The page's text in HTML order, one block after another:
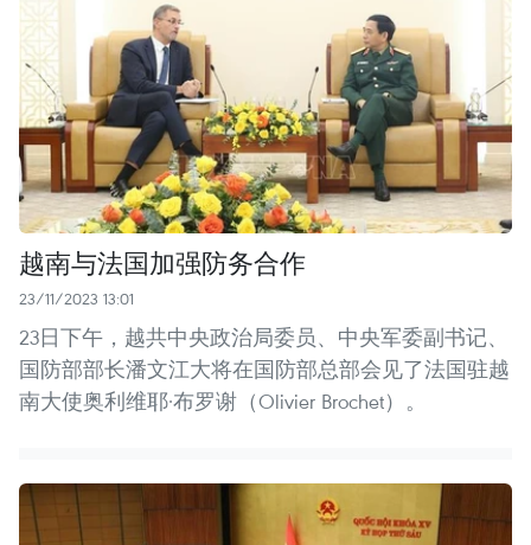
越南与法国加强防务合作
23/11/2023 13:01
23日下午，越共中央政治局委员、中央军委副书记、
国防部部长潘文江大将在国防部总部会见了法国驻越
南大使奥利维耶·布罗谢（Olivier Brochet）。